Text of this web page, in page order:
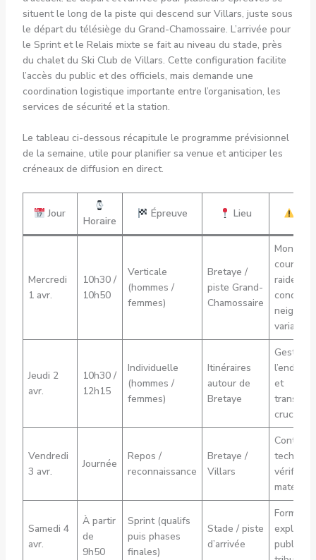
situent le long de la piste qui descend sur Villars, juste sous
le départ du télésiège du Grand-Chamossaire. L’arrivée pour
le Sprint et le Relais mixte se fait au niveau du stade, près
du chalet du Ski Club de Villars. Cette configuration facilite
l’accès du public et des officiels, mais demande une
coordination logistique importante entre l’organisation, les
services de sécurité et la station.
Le tableau ci-dessous récapitule le programme prévisionnel
de la semaine, utile pour planifier sa venue et anticiper les
créneaux de diffusion en direct.
Jour
Horaire
Épreuve Lieu
Mercredi
1 avr.
10h30 /
10h50
Verticale
(hommes /
femmes)
Bretaye /
piste Grand-
Chamossaire
Montée
courte et
raide,
neige
variables
Jeudi 2
avr.
10h30 /
12h15
Individuelle
(hommes /
femmes)
Itinéraires
autour de
Bretaye
Gestion
et
Vendredi
3 avr.
Journée
Repos /
reconnaissance
Bretaye /
Villars
vérifs
matériel
Samedi 4
avr.
À partir
de
9h50
Sprint (qualifs
puis phases
finales)
Stade / piste
d’arrivée
Format
explosif,
public en